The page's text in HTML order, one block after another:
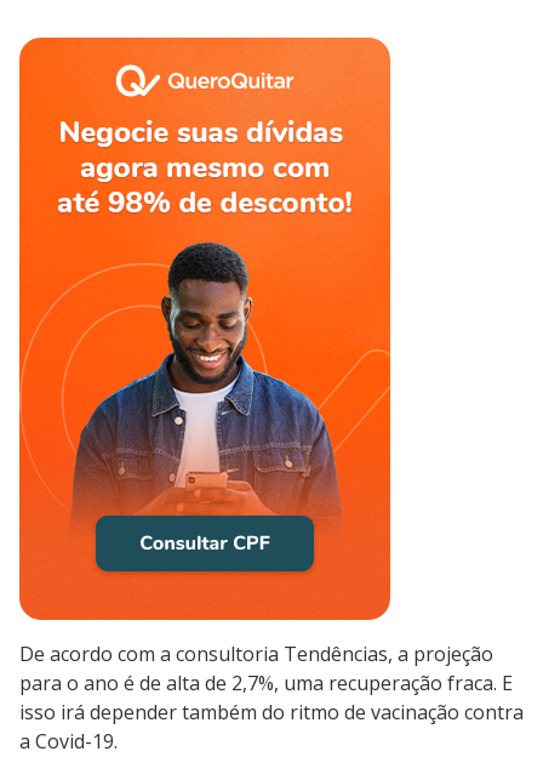
De acordo com a consultoria Tendências, a projeção
para o ano é de alta de 2,7%, uma recuperação fraca. E
isso irá depender também do ritmo de vacinação contra
a Covid-19.